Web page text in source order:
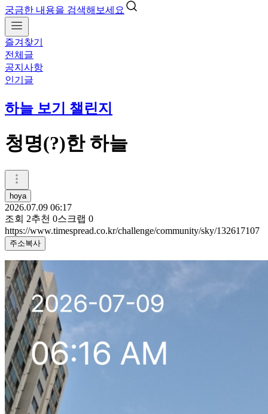
궁금한 내용을 검색해보세요
즐겨찾기
전체글
공지사항
인기글
하늘 보기 챌린지
청명(?)한 하늘
hoya
2026.07.09 06:17
조회 2추천 0스크랩 0
https://www.timespread.co.kr/challenge/community/sky/132617107
주소복사